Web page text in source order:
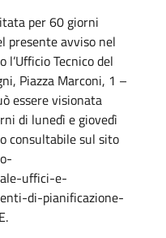
per 60 giorni
presente avviso nel
l’Ufficio Tecnico del
Piazza Marconi, 1 –
essere visionata
di lunedì e giovedì
consultabile sul sito
uffici-e-
di-pianificazione-